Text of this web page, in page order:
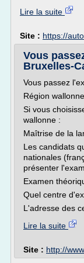
Lire la suite
Site : https://
Vous
Bruxelles-
Vous passez
Région wallonne
Si vous
wallonne :
Maîtrise de la
Les candidats
nationales
présenter
Examen
Quel centre
L'adresse des
Lire la suite
Site : http://